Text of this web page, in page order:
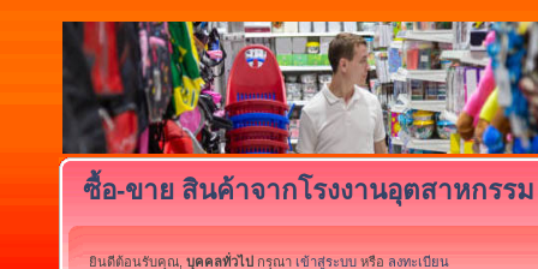
ซื้อ-ขาย สินค้าจากโรงงานอุตสาหกรร
ยินดีต้อนรับคุณ, บุคคลทั่วไป กรุณา เข้าสู่ระบบ หรือ ลงทะเบียน